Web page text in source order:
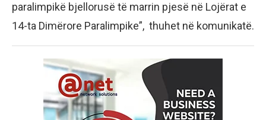
paralimpikë bjellorusë të marrin pjesë në Lojërat e
14-ta Dimërore Paralimpike”, thuhet në komunikatë.